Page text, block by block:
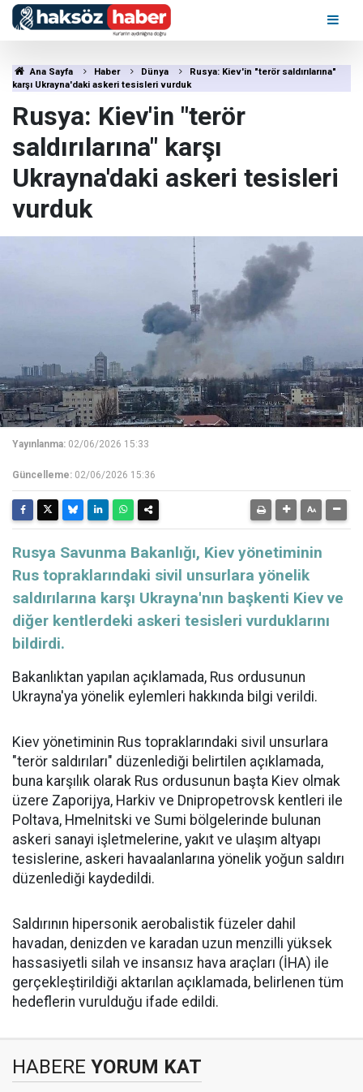
Ana Sayfa Haber Dünya
Rusya: Kiev'in "terör saldırılarına"
karşı Ukrayna'daki askeri tesisleri vurduk
Rusya: Kiev'in "terör
saldırılarına" karşı
Ukrayna'daki askeri tesisleri
vurduk
Yayınlanma: 02/06/2026 15:33
Güncelleme: 02/06/2026 15:36
Rusya Savunma Bakanlığı, Kiev yönetiminin
Rus topraklarındaki sivil unsurlara yönelik
saldırılarına karşı Ukrayna'nın başkenti Kiev ve
diğer kentlerdeki askeri tesisleri vurduklarını
bildirdi.
Bakanlıktan yapılan açıklamada, Rus ordusunun
Ukrayna'ya yönelik eylemleri hakkında bilgi verildi.
Kiev yönetiminin Rus topraklarındaki sivil unsurlara
"terör saldırıları" düzenlediği belirtilen açıklamada,
buna karşılık olarak Rus ordusunun başta Kiev olmak
üzere Zaporijya, Harkiv ve Dnipropetrovsk kentleri ile
Poltava, Hmelnitski ve Sumi bölgelerinde bulunan
askeri sanayi işletmelerine, yakıt ve ulaşım altyapı
tesislerine, askeri havaalanlarına yönelik yoğun saldırı
düzenlediği kaydedildi.
Saldırının hipersonik aerobalistik füzeler dahil
havadan, denizden ve karadan uzun menzilli yüksek
hassasiyetli silah ve insansız hava araçları (İHA) ile
gerçekleştirildiği aktarılan açıklamada, belirlenen tüm
hedeflerin vurulduğu ifade edildi.
HABERE YORUM KAT